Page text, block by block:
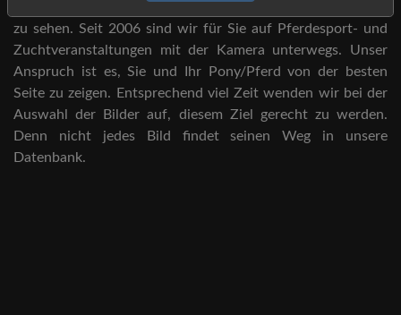
zu sehen. Seit 2006 sind wir für Sie auf Pferdesport- und
Zuchtveranstaltungen mit der Kamera unterwegs. Unser
Anspruch ist es, Sie und Ihr Pony/Pferd von der besten
Seite zu zeigen. Entsprechend viel Zeit wenden wir bei der
Auswahl der Bilder auf, diesem Ziel gerecht zu werden.
Denn nicht jedes Bild findet seinen Weg in unsere
Datenbank.